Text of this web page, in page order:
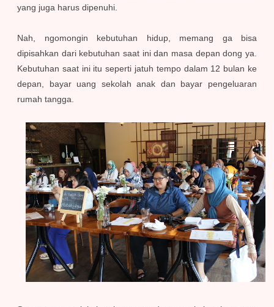
yang juga harus dipenuhi.
Nah, ngomongin kebutuhan hidup, memang ga bisa
dipisahkan dari kebutuhan saat ini dan masa depan dong ya.
Kebutuhan saat ini itu seperti jatuh tempo dalam 12 bulan ke
depan, bayar uang sekolah anak dan bayar pengeluaran
rumah tangga.